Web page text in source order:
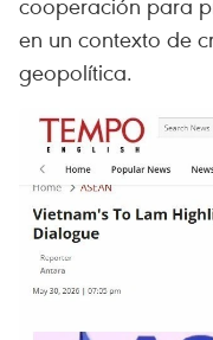
en un contexto de
geopolítica.